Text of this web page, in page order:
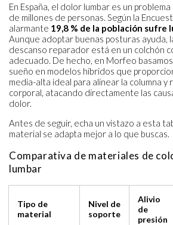
En España, el dolor lumbar es un
de millones de personas. Según la
alarmante 19,8 % de la población sufre
Aunque adoptar buenas posturas ayuda,
descanso reparador está en un colchón
adecuado. De hecho, en Morfeo
sueño en modelos híbridos que
media-alta ideal para alinear la columna y
corporal, atacando directamente las
dolor.
Antes de seguir, echa un vistazo a esta
material se adapta mejor a lo que buscas.
Comparativa de materiales de
lumbar
Tipo de
material
Nivel de
soporte
Alivio
de
presión